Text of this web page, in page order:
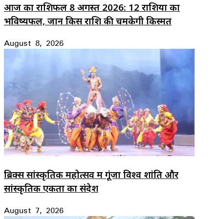
आज का राशिफल 8 अगस्त 2026: 12 राशियों का
भविष्यफल, जानें किस राशि की चमकेगी किस्मत
August 8, 2026
ब्रिक्स सांस्कृतिक महोत्सव में गूंजा विश्व शांति और
सांस्कृतिक एकता का संदेश
August 7, 2026